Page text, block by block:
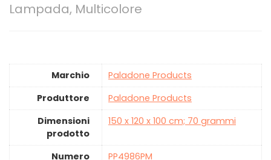
Lampada, Multicolore
Marchio
‎Paladone Products
Produttore
‎Paladone Products
Dimensioni
prodotto
‎150 x 120 x 100 cm; 70 grammi
Numero ‎PP4986PM